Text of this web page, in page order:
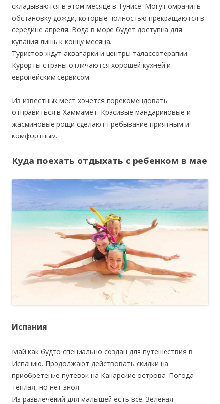
складываются в этом месяце в Тунисе. Могут омрачить
обстановку дожди, которые полностью прекращаются в
середине апреля. Вода в море будет доступна для
купания лишь к концу месяца.
Туристов ждут аквапарки и центры талассотерапии.
Курорты страны отличаются хорошей кухней и
европейским сервисом.
Из известных мест хочется порекомендовать
отправиться в Хаммамет. Красивые мандариновые и
жасминовые рощи сделают пребывание приятным и
комфортным.
Куда поехать отдыхать с ребенком в мае
Испания
Май как будто специально создан для путешествия в
Испанию. Продолжают действовать скидки на
приобретение путевок на Канарские острова. Погода
теплая, но нет зноя.
Из развлечений для малышей есть все. Зеленая